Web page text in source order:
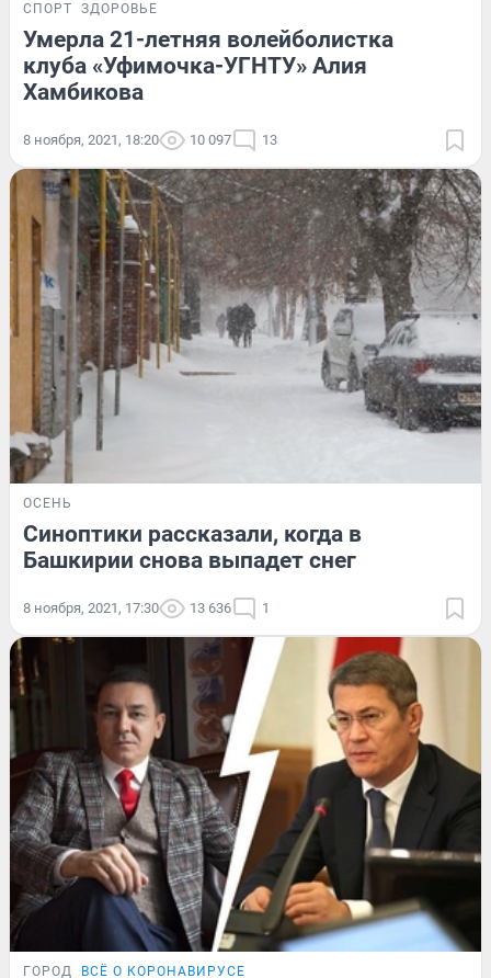
СПОРТ ЗДОРОВЬЕ
Умерла 21-летняя волейболистка
клуба «Уфимочка-УГНТУ» Алия
Хамбикова
8 ноября, 2021, 18:20 10 097 13
ОСЕНЬ
Синоптики рассказали, когда в
Башкирии снова выпадет снег
8 ноября, 2021, 17:30 13 636 1
ГОРОД ВСЁ О КОРОНАВИРУСЕ